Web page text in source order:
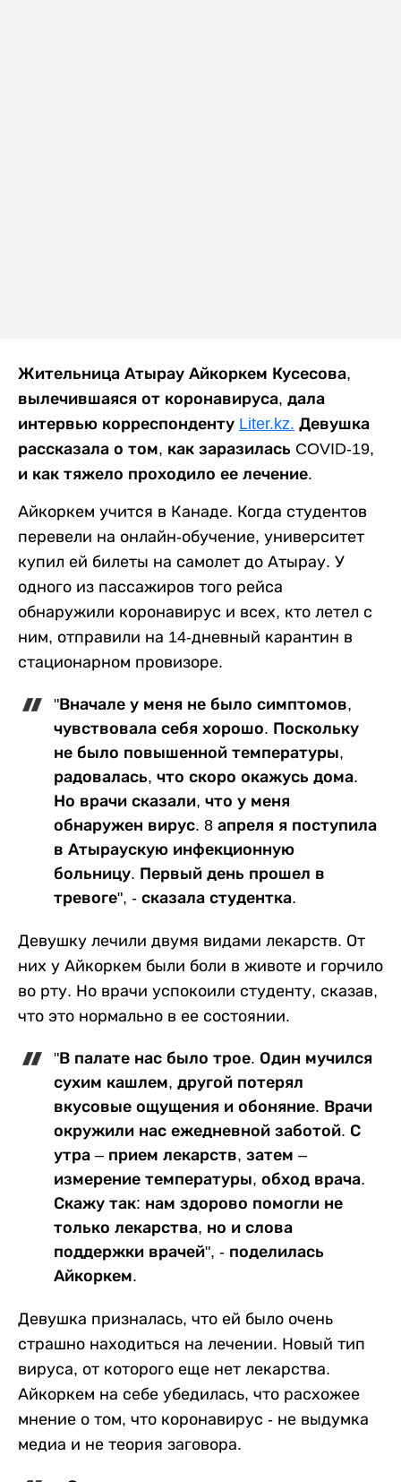
Жительница Атырау Айкоркем Кусесова,
вылечившаяся от коронавируса, дала
интервью корреспонденту Liter.kz. Девушка
рассказала о том, как заразилась COVID-19,
и как тяжело проходило ее лечение.
Айкоркем учится в Канаде. Когда студентов
перевели на онлайн-обучение, университет
купил ей билеты на самолет до Атырау. У
одного из пассажиров того рейса
обнаружили коронавирус и всех, кто летел с
ним, отправили на 14-дневный карантин в
стационарном провизоре.
"Вначале у меня не было симптомов,
чувствовала себя хорошо. Поскольку
не было повышенной температуры,
радовалась, что скоро окажусь дома.
Но врачи сказали, что у меня
обнаружен вирус. 8 апреля я поступила
в Атыраускую инфекционную
больницу. Первый день прошел в
тревоге", - сказала студентка.
Девушку лечили двумя видами лекарств. От
них у Айкоркем были боли в животе и горчило
во рту. Но врачи успокоили студенту, сказав,
что это нормально в ее состоянии.
"В палате нас было трое. Один мучился
сухим кашлем, другой потерял
вкусовые ощущения и обоняние. Врачи
окружили нас ежедневной заботой. С
утра – прием лекарств, затем –
измерение температуры, обход врача.
Скажу так: нам здорово помогли не
только лекарства, но и слова
поддержки врачей", - поделилась
Айкоркем.
Девушка призналась, что ей было очень
страшно находиться на лечении. Новый тип
вируса, от которого еще нет лекарства.
Айкоркем на себе убедилась, что расхожее
мнение о том, что коронавирус - не выдумка
медиа и не теория заговора.